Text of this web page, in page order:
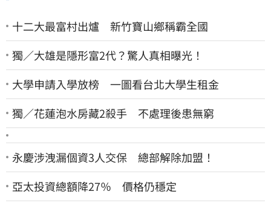
十二大最富村出爐 新竹寶山鄉稱霸全國
獨／大雄是隱形富2代？驚人真相曝光！
大學申請入學放榜 一圖看台北大學生租金
獨／花蓮泡水房藏2殺手 不處理後患無窮
永慶涉洩漏個資3人交保 總部解除加盟！
亞太投資總額降27％ 價格仍穩定